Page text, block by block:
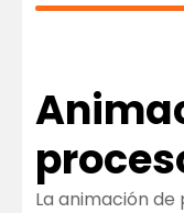
La animación